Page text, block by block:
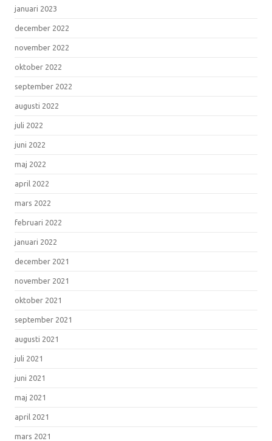
januari 2023
december 2022
november 2022
oktober 2022
september 2022
augusti 2022
juli 2022
juni 2022
maj 2022
april 2022
mars 2022
februari 2022
januari 2022
december 2021
november 2021
oktober 2021
september 2021
augusti 2021
juli 2021
juni 2021
maj 2021
april 2021
mars 2021